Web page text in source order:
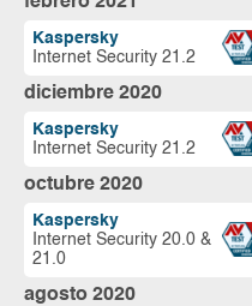
Kaspersky
Internet Security 21.2
diciembre 2020
Kaspersky
Internet Security 21.2
octubre 2020
Kaspersky
Internet Security 20.0 &
21.0
agosto 2020